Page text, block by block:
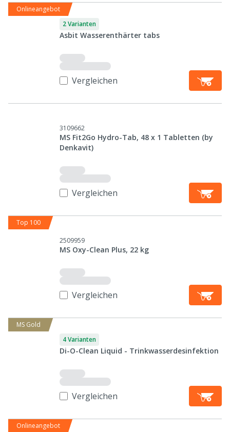
Onlineangebot
2 Varianten
Asbit Wasserenthärter tabs
Vergleichen
3109662
MS Fit2Go Hydro-Tab, 48 x 1 Tabletten (by
Denkavit)
Vergleichen
Top 100
2509959
MS Oxy-Clean Plus, 22 kg
Vergleichen
MS Gold
4 Varianten
Di-O-Clean Liquid - Trinkwasserdesinfektion
Vergleichen
Onlineangebot